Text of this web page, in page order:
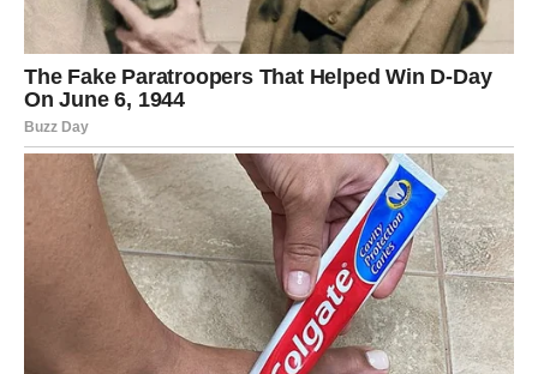
LJUBAV:
Ako ste u vezi, dolazi duboko povezivanje, nežnost i
osećaj da ste konačno shvaćeni. Ako ste slobodni –
karmički susret je moguć. Možda će to biti pogled, poruka
ili slučajan susret, ali osećaj “kao da se znamo odavno”
biće snažan.
DUHOVNA ENERGIJA:
Osećate mir i sigurnost da dolazi nešto lepo.
IZNENAĐENJE: